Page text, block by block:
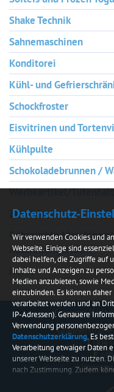
Shake Technik
Sahnemaschinen
Konditorei
Kühl- und
Schockfroster
Eisvitrinen und
Kühlpulte
Schokoladebrunnen /
Werbeartikel/
Zubehör
Gebrauchte
Ausstellungsstücke
Kurse
Carsan
T
E
Datenschutz-
Wir verwenden Cookies und
Webseite. Einige sind
dabei helfen, die Zugriffe auf
Inhalte und Anzeigen zu
Medien anzubieten, sowie
einzubinden. Es können
verarbeitet werden und an
IP-Adressen). Genauere
Verwendung
Datenschutzerklärung. Es
Verarbeitung etwaiger Daten
unserer Webseite zu nutzen.
nach Zustimmung. Zudem